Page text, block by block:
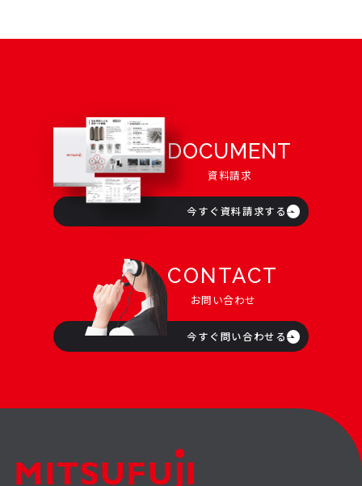
DOCUMENT
資料請求
今すぐ資料請求する
CONTACT
お問い合わせ
今すぐ問い合わせる